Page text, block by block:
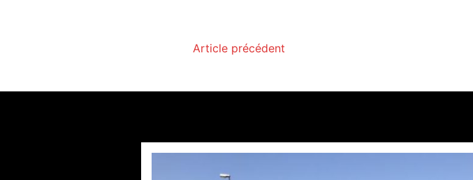
Article précédent